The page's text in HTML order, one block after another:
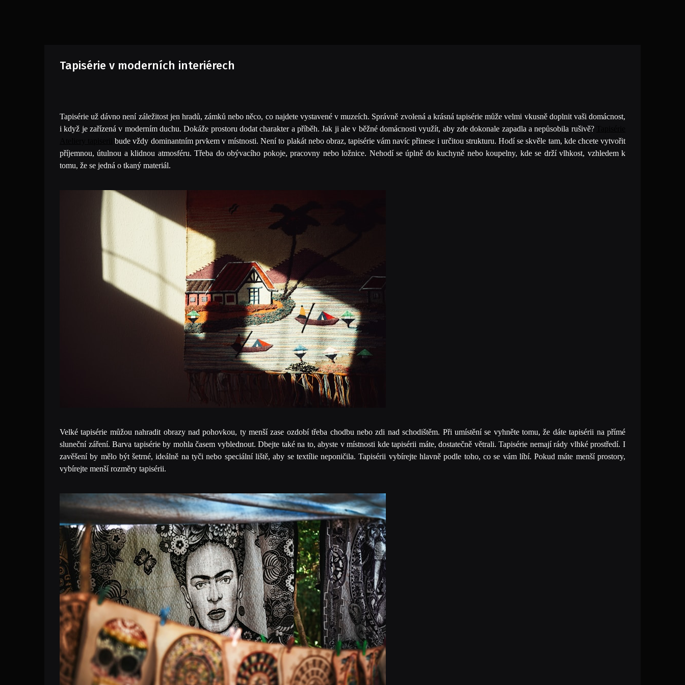
Tapisérie v moderních interiérech
Tapisérie už dávno není záležitost jen hradů, zámků nebo něco, co najdete vystavené v muzeích. Správně zvolená a krásná tapisérie může velmi vkusně doplnit vaši domácnost,
i když je zařízená v moderním duchu. Dokáže prostoru dodat charakter a příběh. Jak ji ale v běžné domácnosti využít, aby zde dokonale zapadla a nepůsobila rušivě?
bude vždy dominantním prvkem v místnosti. Není to plakát nebo obraz, tapisérie vám navíc přinese i určitou strukturu. Hodí se skvěle tam, kde chcete vytvořit
příjemnou, útulnou a klidnou atmosféru. Třeba do obývacího pokoje, pracovny nebo ložnice. Nehodí se úplně do kuchyně nebo koupelny, kde se drží vlhkost, vzhledem k
tomu, že se jedná o tkaný materiál.
Velké tapisérie můžou nahradit obrazy nad pohovkou, ty menší zase ozdobí třeba chodbu nebo zdi nad schodištěm. Při umístění se vyhněte tomu, že dáte tapisérii na přímé
sluneční záření. Barva tapisérie by mohla časem vyblednout. Dbejte také na to, abyste v místnosti kde tapisérii máte, dostatečně větrali. Tapisérie nemají rády vlhké prostředí. I
zavěšení by mělo být šetrné, ideálně na tyči nebo speciální liště, aby se textílie neponičila.Tapisérii vybírejte hlavně podle toho, co se vám líbí. Pokud máte menší prostory,
vybírejte menší rozměry tapisérii.